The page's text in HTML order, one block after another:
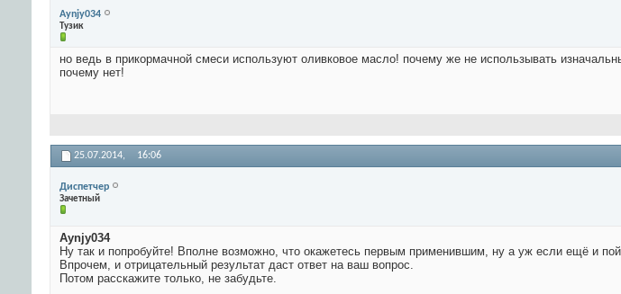
Aynjy034
Тузик
но ведь в прикормачной смеси используют оливковое масло! почему же не использывать
почему нет!
25.07.2014, 16:06
Диспетчер
Зачетный
Aynjy034
Ну так и попробуйте! Вполне возможно, что окажетесь первым применившим, ну а уж если ещё и
Впрочем, и отрицательный результат даст ответ на ваш вопрос.
Потом расскажите только, не забудьте.